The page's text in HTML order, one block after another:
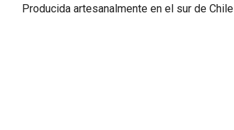
Producida artesanalmente en el sur de Chile